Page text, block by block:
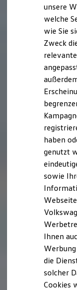
Kosten
E-
Die
ID.
Marke und
R-
R
Driving
Lifestyle
T-
ID.
R-
GTI
we drive
Besitzer und
unsere
welche
wie Sie
Zweck
haben
genutzt
sowie
Ihnen
die
solcher
Cookies